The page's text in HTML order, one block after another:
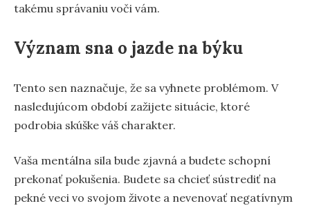
takému správaniu voči vám.
Význam sna o jazde na býku
Tento sen naznačuje, že sa vyhnete problémom. V
nasledujúcom období zažijete situácie, ktoré
podrobia skúške váš charakter.
Vaša mentálna sila bude zjavná a budete schopní
prekonať pokušenia. Budete sa chcieť sústrediť na
pekné veci vo svojom živote a nevenovať negatívnym